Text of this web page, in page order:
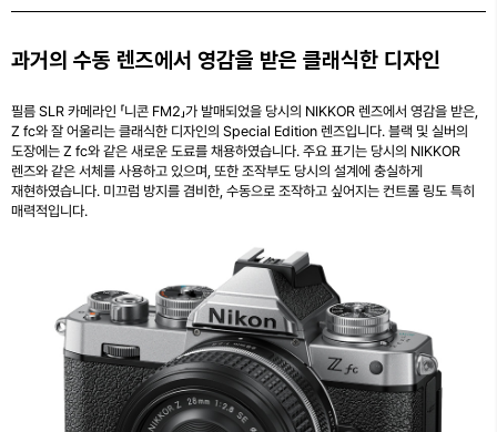
과거의 수동 렌즈에서 영감을 받은 클래식한 디자인
필름 SLR 카메라인 「니콘 FM2」가 발매되었을 당시의 NIKKOR 렌즈에서 영감을 받은,
Z fc와 잘 어울리는 클래식한 디자인의 Special Edition 렌즈입니다. 블랙 및 실버의
도장에는 Z fc와 같은 새로운 도료를 채용하였습니다. 주요 표기는 당시의 NIKKOR
렌즈와 같은 서체를 사용하고 있으며, 또한 조작부도 당시의 설계에 충실하게
재현하였습니다. 미끄럼 방지를 겸비한, 수동으로 조작하고 싶어지는 컨트롤 링도 특히
매력적입니다.